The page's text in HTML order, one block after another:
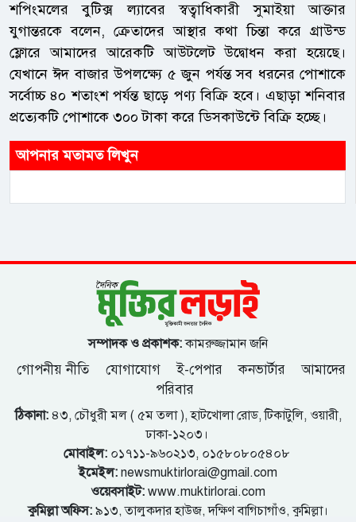
শপিংমলের বুটিক্স ল্যাবের স্বত্বাধিকারী সুমাইয়া আক্তার
যুগান্তরকে বলেন, ক্রেতাদের আস্থার কথা চিন্তা করে গ্রাউন্ড
ফ্লোরে আমাদের আরেকটি আউটলেট উদ্বোধন করা হয়েছে।
যেখানে ঈদ বাজার উপলক্ষ্যে ৫ জুন পর্যন্ত সব ধরনের পোশাকে
সর্বোচ্চ ৪০ শতাংশ পর্যন্ত ছাড়ে পণ্য বিক্রি হবে। এছাড়া শনিবার
প্রত্যেকটি পোশাকে ৩০০ টাকা করে ডিসকাউন্টে বিক্রি হচ্ছে।
আপনার মতামত লিখুন
সম্পাদক ও প্রকাশক:কামরুজ্জামান জনি
গোপনীয় নীতি যোগাযোগ ই-পেপার কনভার্টার
আমাদের
পরিবার
ঠিকানা:৪৩, চৌধুরী মল ( ৫ম তলা ), হাটখোলা রোড, টিকাটুলি, ওয়ারী,
ঢাকা-১২০৩।
মোবাইল:০১৭১১-৯৬০২১৩, ০১৫৮০৮০৫৪০৮
ইমেইল: newsmuktirlorai@gmail.com
ওয়েবসাইট: www.muktirlorai.com
কুমিল্লা অফিস: ৯১৩, তালুকদার হাউজ, দক্ষিণ বাগিচাগাঁও, কুমিল্লা।